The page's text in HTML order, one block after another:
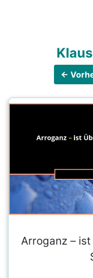
←
Arroganz –